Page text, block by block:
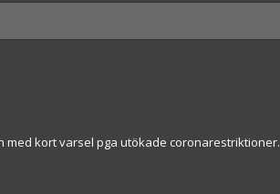
med kort varsel pga utökade coronarestriktioner.